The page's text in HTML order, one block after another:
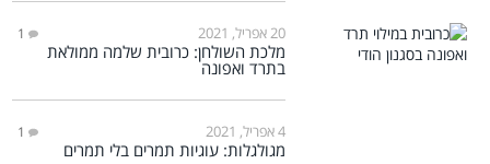
20 אפריל, 2021 1
מלכת השולחן: כרובית שלמה ממולאת
בתרד ואפונה
4 אפריל, 2021 1
מגולגלות: עוגיות תמרים בלי תמרים